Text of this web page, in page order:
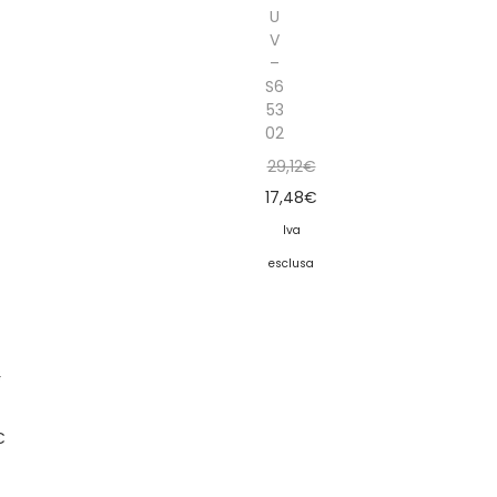
U
V
–
S6
53
02
29,12€
17,48€
Iva
esclusa